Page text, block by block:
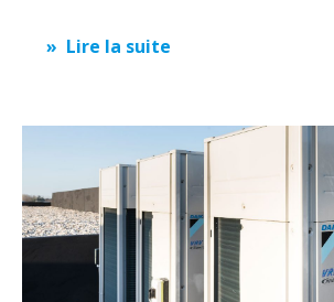
Lire la suite